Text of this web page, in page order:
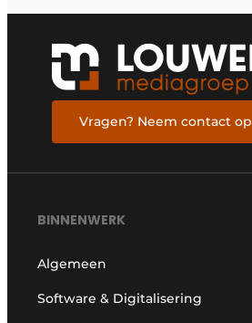
Vragen? Neem contact op
BINNENWERK
Algemeen
Software & Digitalisering